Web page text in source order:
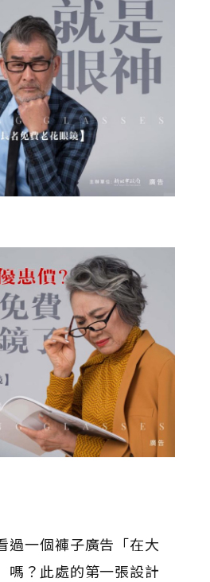
過一個褲子廣告「在大
嗎？此處的第一張設計